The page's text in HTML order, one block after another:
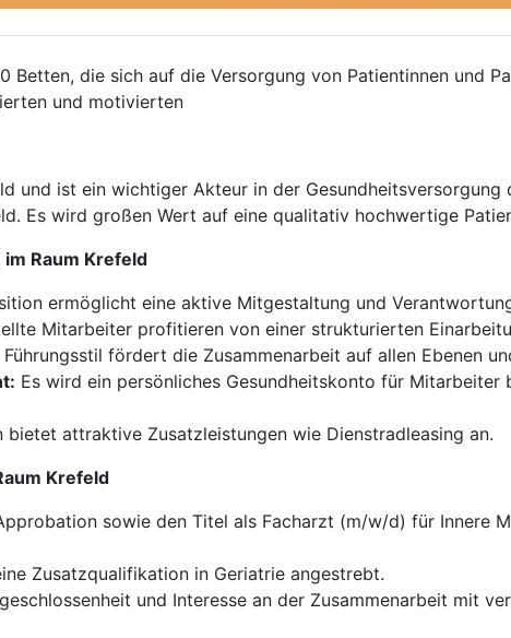
Betten, die sich auf die Versorgung von Patientinnen und
und motivierten
und ist ein wichtiger Akteur in der
Es wird großen Wert auf eine qualitativ hochwertige
Raum Krefeld
ermöglicht eine aktive Mitgestaltung und
Mitarbeiter profitieren von einer strukturierten
fördert die Zusammenarbeit auf allen Ebenen
Es wird ein persönliches Gesundheitskonto für Mitarbeiter
bietet attraktive Zusatzleistungen wie Dienstradleasing an.
Krefeld
sowie den Titel als Facharzt (m/w/d) für Innere
Zusatzqualifikation in Geriatrie angestrebt.
und Interesse an der Zusammenarbeit mit